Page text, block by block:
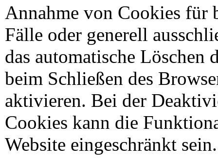
Annahme von Cookies für
Fälle oder generell
das automatische Löschen
beim Schließen des
aktivieren. Bei der
Cookies kann die
Website eingeschränkt sein.